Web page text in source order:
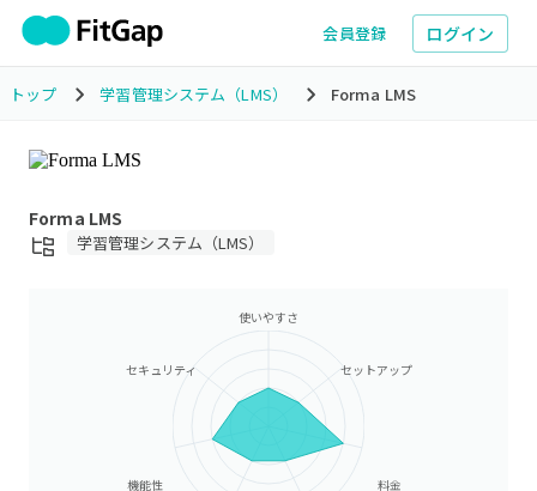
会員登録 ログイン
トップ 学習管理システム（LMS） Forma LMS
Forma LMS
学習管理システム（LMS）
使いやすさ
セットアップ
料金
機能性
セキュリティ